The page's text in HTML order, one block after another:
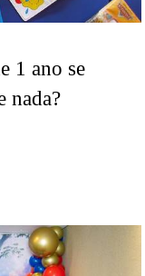
1 ano se
nada?